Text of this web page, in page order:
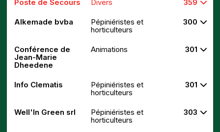
Poste de Secours Divers 359
Alkemade bvba
Pépiniéristes et
horticulteurs
300
Conférence de
Jean-Marie
Dheedene
Animations 301
Info Clematis
Pépiniéristes et
horticulteurs
301
Well'In Green srl
Pépiniéristes et
horticulteurs
303